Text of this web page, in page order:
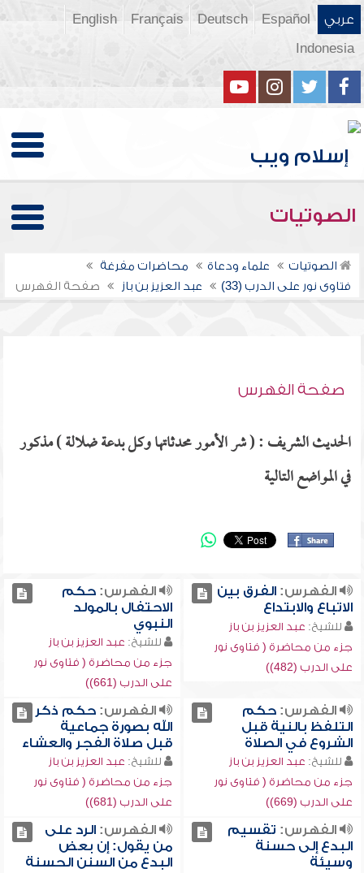
عربي Español
Deutsch
Français
English
Indonesia
الصوتيات
الصوتيات علماء ودعاة
محاضرات مفرغة
فتاوى نور على الدرب (33)
عبد العزيز بن باز صفحة الفهرس
صفحة الفهرس
الحديث الشريف : ( شر الأمور محدثاتها وكل بدعة ضلالة ) مذكور
في المواضع التالية
الفهرس:الفرق بين
الاتباع والابتداع
للشيخ: عبد العزيز بن باز
جزء من محاضرة ( فتاوى نور
على الدرب (482))
الفهرس:حكم
الاحتفال بالمولد
النبوي
للشيخ: عبد العزيز بن باز
جزء من محاضرة ( فتاوى نور
على الدرب (661))
الفهرس:حكم
التلفظ بالنية قبل
الشروع في الصلاة
للشيخ: عبد العزيز بن باز
جزء من محاضرة ( فتاوى نور
على الدرب (669))
الفهرس:حكم ذكر
الله بصورة جماعية
قبل صلاة الفجر والعشاء
للشيخ: عبد العزيز بن باز
جزء من محاضرة ( فتاوى نور
على الدرب (681))
الفهرس: تقسيم
البدع إلى حسنة
وسيئة
الفهرس:الرد على
من يقول: إن بعض
البدع من السنن الحسنة